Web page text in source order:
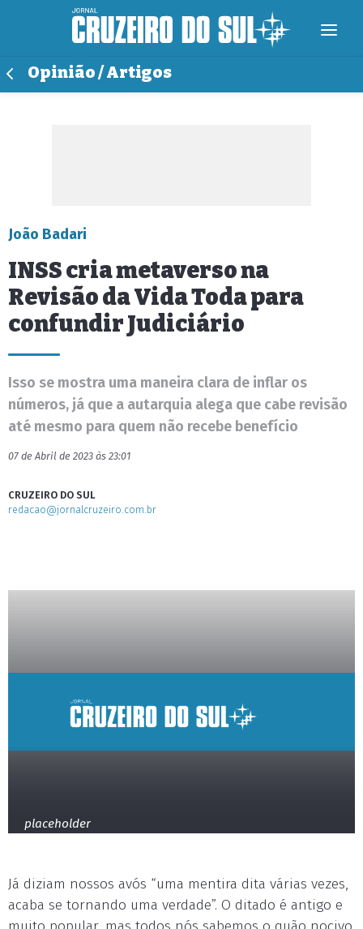
Opinião / Artigos
João Badari
INSS cria metaverso na
Revisão da Vida Toda para
confundir Judiciário
Isso se mostra uma maneira clara de inflar os
números, já que a autarquia alega que cabe revisão
até mesmo para quem não recebe benefício
07 de Abril de 2023 às 23:01
CRUZEIRO DO SUL
redacao@jornalcruzeiro.com.br
placeholder
Já diziam nossos avós “uma mentira dita várias vezes,
acaba se tornando uma verdade”. O ditado é antigo e